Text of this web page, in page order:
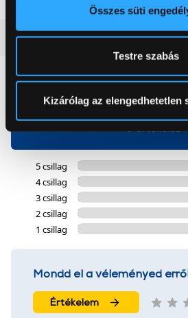
Az Ön készülékén
módjairól és adja meg
pontban. Bármikor módosíthatja
Sütinyilatkozathoz való
cookie-k személyazonosítására
szolgáltatásaink biztosításához
használatával Ön elfogadja a
További információk:ÁSZFés
Összes süti
Testre szabás
Kizárólag az elengedhetetlen
Vásárlói vélemények(0)
0
5 csillag
4 csillag
3 csillag
2 csillag
1 csillag
Mondd el a véleményed
Értékelem